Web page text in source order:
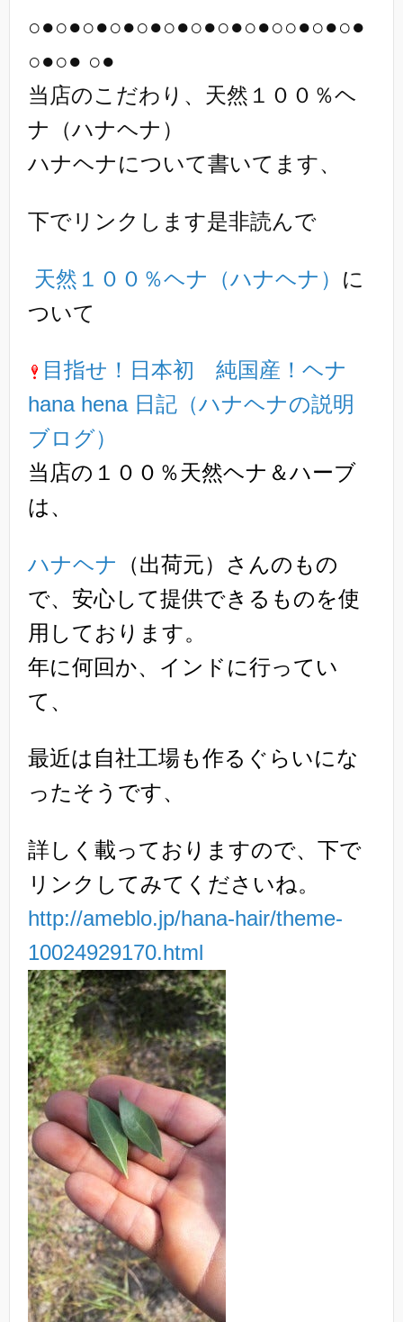
○●○●○●○●○●○●○●○●○●○○●○●○●
○●○● ○●
当店のこだわり、天然１００％ヘ
ナ（ハナヘナ）
ハナヘナについて書いてます、
下でリンクします是非読んで
天然１００％ヘナ（ハナヘナ） に
ついて
目指せ！日本初 純国産！ヘナ
hana hena 日記（ハナヘナの説明
ブログ）
当店の１００％天然ヘナ＆ハーブ
は、
ハナヘナ
（出荷元）さんのもの
で、安心して提供できるものを使
用しております。
年に何回か、インドに行ってい
て、
最近は自社工場も作るぐらいにな
ったそうです、
詳しく載っておりますので、下で
リンクしてみてくださいね。
http://ameblo.jp/hana-hair/theme-
10024929170.html